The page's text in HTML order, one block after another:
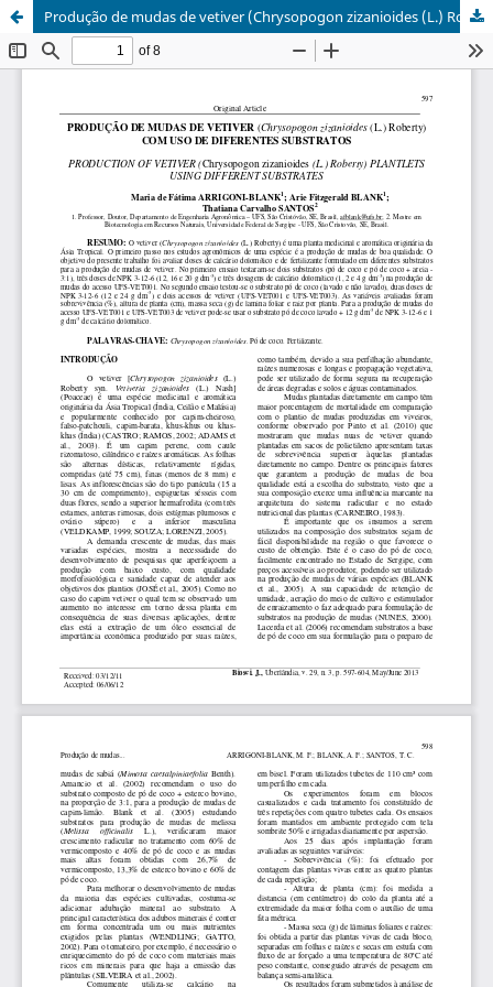
Produção de mudas de vetiver (Chrysopogon zizanioides (L.) Roberty) com uso de diferentes substratos